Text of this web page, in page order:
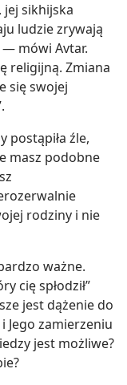
jej sikhijska
ludzie zrywają
mówi Avtar.
religijną. Zmiana
się swojej
postąpiła źle,
masz podobne
rodziny i nie
ważne.
cię spłodził”
jest dążenie do
Jego zamierzeniu
jest możliwe?